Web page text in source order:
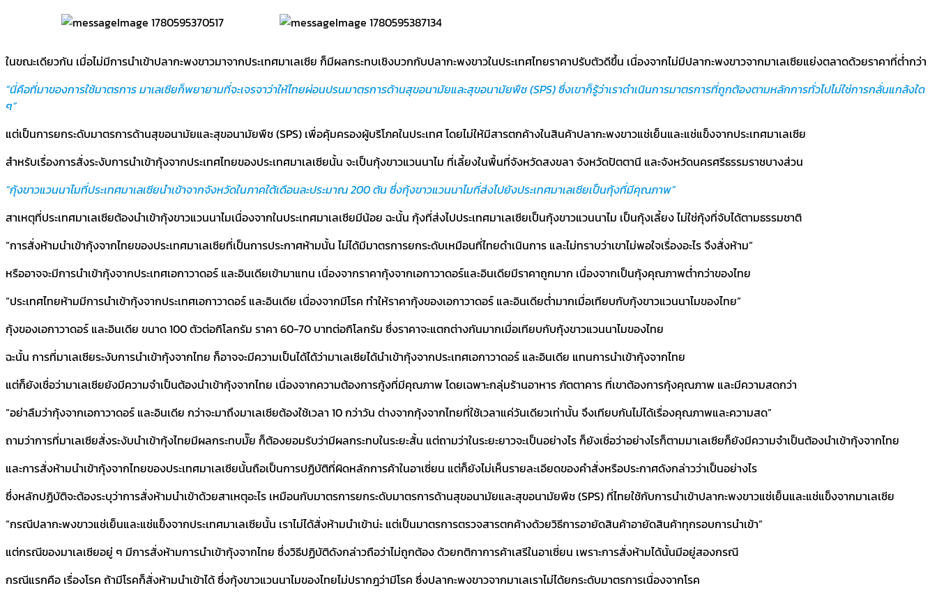
ในขณะเดียวกัน เมื่อไม่มีการนำเข้าปลากะพงขาวมาจากประเทศมาเลเซีย ก็มีผลกระทบเชิงบวกกับปลากะพงขาวในประเทศไทยราคาปรับตัวดีขึ้น เนื่องจากไม่มีปลากะพงขาวจากมาเลเซียแย่งตลาดด้วยราคาที่ต่ำกว่า
“นี่คือที่มาของการใช้มาตรการ มาเลเซียก็พยายามที่จะเจรจาว่าให้ไทยผ่อนปรนมาตรการด้านสุขอนามัยและสุขอนามัยพืช (SPS) ซึ่งเขาก็รู้ว่าเราดำเนินการมาตรการที่ถูกต้องตามหลักการทั่วไปไม่ใช่การกลั่นแกล้งใด
ๆ”
แต่เป็นการยกระดับมาตรการด้านสุขอนามัยและสุขอนามัยพืช (SPS) เพื่อคุ้มครองผู้บริโภคในประเทศ โดยไม่ให้มีสารตกค้างในสินค้าปลากะพงขาวแช่เย็นและแช่แข็งจากประเทศมาเลเซีย
สำหรับเรื่องการสั่งระงับการนำเข้ากุ้งจากประเทศไทยของประเทศมาเลเซียนั้น จะเป็นกุ้งขาวแวนนาไม ที่เลี้ยงในพื้นที่จังหวัดสงขลา จังหวัดปัตตานี และจังหวัดนครศรีธรรมราชบางส่วน
“กุ้งขาวแวนนาไมที่ประเทศมาเลเซียนำเข้าจากจังหวัดในภาคใต้เดือนละประมาณ 200 ตัน ซึ่งกุ้งขาวแวนนาไมที่ส่งไปยังประเทศมาเลเซียเป็นกุ้งที่มีคุณภาพ”
สาเหตุที่ประเทศมาเลเซียต้องนำเข้ากุ้งขาวแวนนาไมเนื่องจากในประเทศมาเลเซียมีน้อย ฉะนั้น กุ้งที่ส่งไปประเทศมาเลเซียเป็นกุ้งขาวแวนนาไม เป็นกุ้งเลี้ยง ไม่ใช่กุ้งที่จับได้ตามธรรมชาติ
“การสั่งห้ามนำเข้ากุ้งจากไทยของประเทศมาเลเซียที่เป็นการประกาศห้ามนั้น ไม่ได้มีมาตรการยกระดับเหมือนที่ไทยดำเนินการ และไม่ทราบว่าเขาไม่พอใจเรื่องอะไร จึงสั่งห้าม”
หรืออาจจะมีการนำเข้ากุ้งจากประเทศเอกาวาดอร์ และอินเดียเข้ามาแทน เนื่องจากราคากุ้งจากเอกาวาดอร์และอินเดียมีราคาถูกมาก เนื่องจากเป็นกุ้งคุณภาพต่ำกว่าของไทย
“ประเทศไทยห้ามมีการนำเข้ากุ้งจากประเทศเอกาวาดอร์ และอินเดีย เนื่องจากมีโรค ทำให้ราคากุ้งของเอกาวาดอร์ และอินเดียต่ำมากเมื่อเทียบกับกุ้งขาวแวนนาไมของไทย”
กุ้งของเอกาวาดอร์ และอินเดีย ขนาด 100 ตัวต่อกิโลกรัม ราคา 60-70 บาทต่อกิโลกรัม ซึ่งราคาจะแตกต่างกันมากเมื่อเทียบกับกุ้งขาวแวนนาไมของไทย
ฉะนั้น การที่มาเลเซียระงับการนำเข้ากุ้งจากไทย ก็อาจจะมีความเป็นได้ได้ว่ามาเลเซียได้นำเข้ากุ้งจากประเทศเอกาวาดอร์ และอินเดีย แทนการนำเข้ากุ้งจากไทย
แต่ก็ยังเชื่อว่ามาเลเซียยังมีความจำเป็นต้องนำเข้ากุ้งจากไทย เนื่องจากความต้องการกู้งที่มีคุณภาพ โดยเฉพาะกลุ่มร้านอาหาร ภัตตาคาร ที่เขาต้องการกุ้งคุณภาพ และมีความสดกว่า
“อย่าลืมว่ากุ้งจากเอกาวาดอร์ และอินเดีย กว่าจะมาถึงมาเลเซียต้องใช้เวลา 10 กว่าวัน ต่างจากกุ้งจากไทยที่ใช้เวลาแค่วันเดียวเท่านั้น จึงเทียบกันไม่ได้เรื่องคุณภาพและความสด”
ถามว่าการที่มาเลเซียสั่งระงับนำเข้ากุ้งไทยมีผลกระทบมั๊ย ก็ต้องยอมรับว่ามีผลกระทบในระยะสั้น แต่ถามว่าในระยะยาวจะเป็นอย่างไร ก็ยังเชื่อว่าอย่างไรก็ตามมาเลเซียก็ยังมีความจำเป็นต้องนำเข้ากุ้งจากไทย
และการสั่งห้ามนำเข้ากุ้งจากไทยของประเทศมาเลเซียนั้นถือเป็นการปฏิบัติที่ผิดหลักการค้าในอาเซี่ยน แต่ก็ยังไม่เห็นรายละเอียดของคำสั่งหรือประกาศดังกล่าวว่าเป็นอย่างไร
ซึ่งหลักปฏิบัติจะต้องระบุว่าการสั่งห้ามนำเข้าด้วยสาเหตุอะไร เหมือนกับมาตรการยกระดับมาตรการด้านสุขอนามัยและสุขอนามัยพืช (SPS) ที่ไทยใช้กับการนำเข้าปลากะพงขาวแช่เย็นและแช่แข็งจากมาเลเซีย
“กรณีปลากะพงขาวแช่เย็นและแช่แข็งจากประเทศมาเลเซียนั้น เราไม่ได้สั่งห้ามนำเข้าน่ะ แต่เป็นมาตรการตรวจสารตกค้างด้วยวิธีการอายัดสินค้าอายัดสินค้าทุกรอบการนำเข้า”
แต่กรณีของมาเลเซียอยู่ ๆ มีการสั่งห้ามการนำเข้ากุ้งจากไทย ซึ่งวิธีปฏิบัติดังกล่าวถือว่าไม่ถูกต้อง ด้วยกติกาการค้าเสรีในอาเซี่ยน เพราะการสั่งห้ามได้นั้นมีอยู่สองกรณี
กรณีแรกคือ เรื่องโรค ถ้ามีโรคก็สั่งห้ามนำเข้าได้ ซึ่งกุ้งขาวแวนนาไมของไทยไม่ปรากฎว่ามีโรค ซึ่งปลากะพงขาวจากมาเลเราไม่ได้ยกระดับมาตรการเนื่องจากโรค